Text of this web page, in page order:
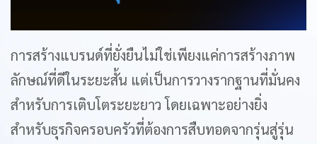
การสร้างแบรนด์ที่ยั่งยืนไม่ใช่เพียงแค่การสร้างภาพ
ลักษณ์ที่ดีในระยะสั้น แต่เป็นการวางรากฐานที่มั่นคง
สำหรับการเติบโตระยะยาว โดยเฉพาะอย่างยิ่ง
สำหรับธุรกิจครอบครัวที่ต้องการสืบทอดจากรุ่นสู่รุ่น